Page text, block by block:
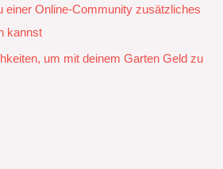
einer Online-Community zusätzliches
kannst
um mit deinem Garten Geld zu